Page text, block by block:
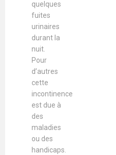
quelques
fuites
urinaires
durant la
nuit.
Pour
d’autres
cette
incontinence
est due à
des
maladies
ou des
handicaps.